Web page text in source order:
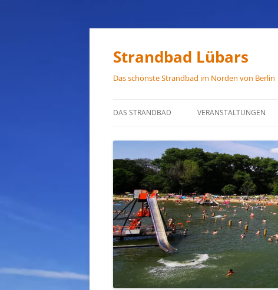
Zum
Strandbad Lübars
Das schönste Strandbad im Norden von Berlin
DAS STRANDBAD
ANFAHRT
HAUSORDNUNG
VERMIETUNG
PRESSEFOTOS
JOB-ANGEBOTE
VERANSTALTUNGEN